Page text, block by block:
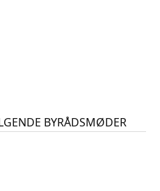
BYRÅDSMØDER